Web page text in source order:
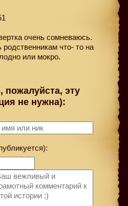
очень сомневаюсь.
что- то на
или мокро.
пожалуйста, эту
не нужна):